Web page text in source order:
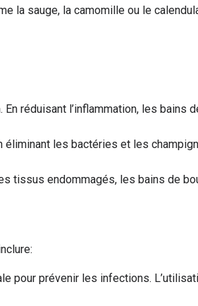
la sauge, la camomille ou le
réduisant l’inflammation, les bains
les bactéries et les
tissus endommagés, les bains de
pour prévenir les infections.